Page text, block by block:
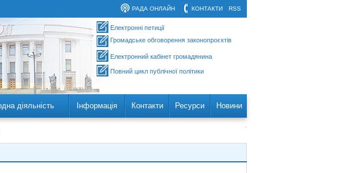
RSS
КОНТАКТИ
РАДА ОНЛАЙН
Електронні петиції
Громадське обговорення законопроєктів
Електронний кабінет громадянина
Повний цикл публічної політики
діяльність Інформація Контакти Ресурси Новини